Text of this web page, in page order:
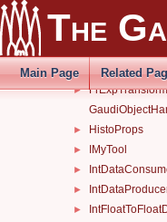
The
Main Page Related
►
► Foo
►
► HistoProps
► IMyTool
►
►
►